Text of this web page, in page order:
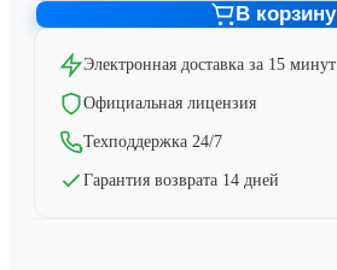
В корзину
Электронная доставка за 15 минут
Официальная лицензия
Техподдержка 24/7
Гарантия возврата 14 дней